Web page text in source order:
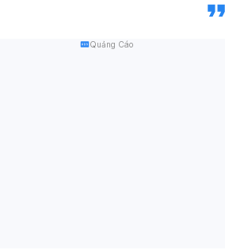
Quảng Cáo